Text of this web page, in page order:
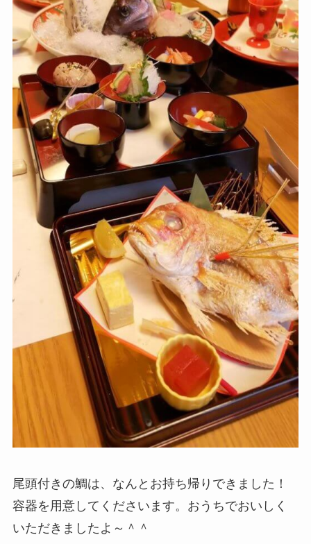
尾頭付きの鯛は、なんとお持ち帰りできました！
容器を用意してくださいます。おうちでおいしく
いただきましたよ～＾＾